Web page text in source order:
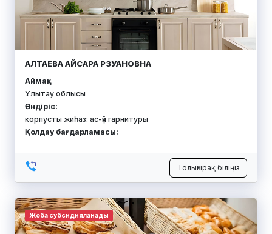
АЛТАЕВА АЙСАРА РЗУАНОВНА
Аймақ:
Ұлытау облысы
Өндіріс:
корпусты жиһаз: ас-үй гарнитуры
Қолдау бағдарламасы:
Толығырақ біліңіз
Жоба субсидияланады